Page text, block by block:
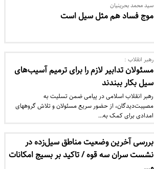
سید محمد بحرینیان
موج فساد هم مثل سیل است
رهبر انقلاب :
مسئولان تدابیر لازم را برای ترمیم آسیب‌های
سیل بکار ببندند
رهبر انقلاب اسلامی در پیامی ضمن تسلیت به
مصیبت‌دیدگان، از حضور سریع مسئولان و تلاش گروههای
امدادی برای کمک به…
بررسی آخرین وضعیت مناطق سیل‌زده در
نشست سران سه قوه / تاکید بر بسیج امکانات